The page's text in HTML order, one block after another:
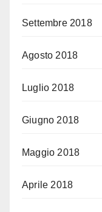
Settembre 2018
Agosto 2018
Luglio 2018
Giugno 2018
Maggio 2018
Aprile 2018